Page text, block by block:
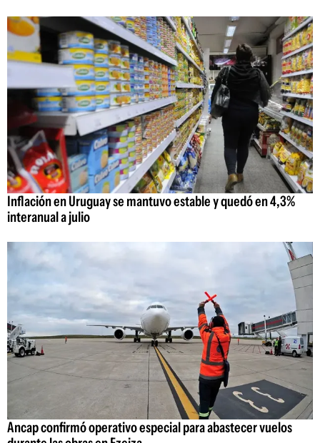
Inflación en Uruguay se mantuvo estable y quedó en 4,3%
interanual a julio
Ancap confirmó operativo especial para abastecer vuelos